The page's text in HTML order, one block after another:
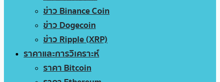
ข่าว Binance Coin
ข่าว Dogecoin
ข่าว Ripple (XRP)
ราคาและการวิเคราะห์
ราคา Bitcoin